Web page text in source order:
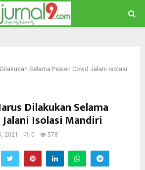
Selama Pasien Covid Jalani Isolasi
Dilakukan Selama
Isolasi Mandiri
2021 0 578